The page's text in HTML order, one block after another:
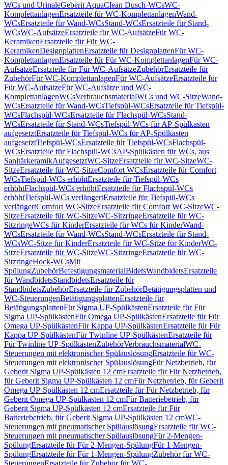
WCs und UrinaleGeberit AquaClean Dusch-WCsWC-
KomplettanlagenErsatzteile für WC-KomplettanlagenWand-
WCsErsatzteile für Wand-WCsStand-WCsErsatzteile für Stand-
WCsWC-AufsätzeErsatzteile für WC-AufsätzeFür WC-
KeramikenErsatzteile für Für WC-
KeramikenDesignplattenErsatzteile für DesignplattenFür WC-
KomplettanlagenErsatzteile für Für WC-KomplettanlagenFür WC-
AufsätzeErsatzteile für Für WC-AufsätzeZubehörErsatzteile für
ZubehörFür WC-KomplettanlagenFür WC-AufsätzeErsatzteile für
Für WC-AufsätzeFür WC-Aufsätze und WC-
KomplettanlagenWCsVerbrauchsmaterialWCs und WC-SitzeWand-
WCsErsatzteile für Wand-WCsTiefspül-WCsErsatzteile für Tiefspül-
WCsFlachspül-WCsErsatzteile für Flachspül-WCsStand-
WCsErsatzteile für Stand-WCsTiefspül-WCs für AP-Spülkasten
aufgesetztErsatzteile für Tiefspül-WCs für AP-Spülkasten
aufgesetztTiefspül-WCsErsatzteile für Tiefspül-WCsFlachspül-
WCsErsatzteile für Flachspül-WCsAP-Spülkästen für WCs, aus
SanitärkeramikAufgesetztWC-SitzeErsatzteile für WC-SitzeWC-
SitzeErsatzteile für WC-SitzeComfort WCsErsatzteile für Comfort
WCsTiefspül-WCs erhöhtErsatzteile für Tiefspül-WCs
erhöhtFlachspül-WCs erhöhtErsatzteile für Flachspül-WCs
erhöhtTiefspül-WCs verlängertErsatzteile für Tiefspül-WCs
verlängertComfort WC-SitzeErsatzteile für Comfort WC-SitzeWC-
SitzeErsatzteile für WC-SitzeWC-SitzringeErsatzteile für WC-
SitzringeWCs für KinderErsatzteile für WCs für KinderWand-
WCsErsatzteile für Wand-WCsStand-WCsErsatzteile für Stand-
WCsWC-Sitze für KinderErsatzteile für WC-Sitze für KinderWC-
SitzeErsatzteile für WC-SitzeWC-SitzringeErsatzteile für WC-
SitzringeHock-WCsMit
SpülungZubehörBefestigungsmaterialBidetsWandbidetsErsatzteile
für WandbidetsStandbidetsErsatzteile für
StandbidetsZubehörErsatzteile für ZubehörBetätigungsplatten und
WC-SteuerungenBetätigungsplattenErsatzteile für
BetätigungsplattenFür Sigma UP-SpülkästenErsatzteile für Für
Sigma UP-SpülkästenFür Omega UP-SpülkästenErsatzteile für Für
Omega UP-SpülkästenFür Kappa UP-SpülkästenErsatzteile für Für
Kappa UP-SpülkästenFür Twinline UP-SpülkästenErsatzteile für
Für Twinline UP-SpülkästenZubehörVerbrauchsmaterialWC-
Steuerungen mit elektronischer SpülauslösungErsatzteile für WC-
Steuerungen mit elektronischer SpülauslösungFür Netzbetrieb, für
Geberit Sigma UP-Spülkästen 12 cmErsatzteile für Für Netzbetrieb,
für Geberit Sigma UP-Spülkästen 12 cmFür Netzbetrieb, für Geberit
Omega UP-Spülkästen 12 cmErsatzteile für Für Netzbetrieb, für
Geberit Omega UP-Spülkästen 12 cmFür Batteriebetrieb, für
Geberit Sigma UP-Spülkästen 12 cmErsatzteile für Für
Batteriebetrieb, für Geberit Sigma UP-Spülkästen 12 cmWC-
Steuerungen mit pneumatischer SpülauslösungErsatzteile für WC-
Steuerungen mit pneumatischer SpülauslösungFür 2-Mengen-
SpülungErsatzteile für Für 2-Mengen-SpülungFür 1-Mengen-
SpülungErsatzteile für Für 1-Mengen-SpülungZubehör für WC-
SteuerungenErsatzteile für Zubehör für WC-